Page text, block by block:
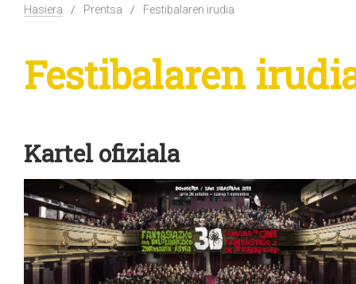
Hasiera Prentsa Festibalaren irudia
Festibalaren
Kartel ofiziala